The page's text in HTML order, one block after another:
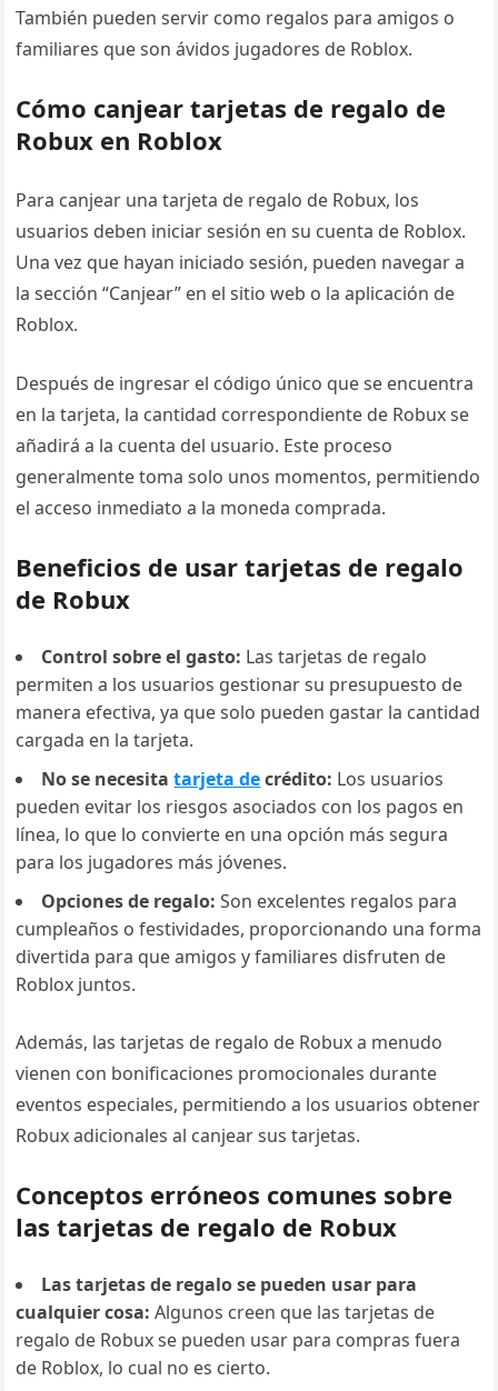
También pueden servir como regalos para amigos o
familiares que son ávidos jugadores de Roblox.
Cómo canjear tarjetas de regalo de
Robux en Roblox
Para canjear una tarjeta de regalo de Robux, los
usuarios deben iniciar sesión en su cuenta de Roblox.
Una vez que hayan iniciado sesión, pueden navegar a
la sección “Canjear” en el sitio web o la aplicación de
Roblox.
Después de ingresar el código único que se encuentra
en la tarjeta, la cantidad correspondiente de Robux se
añadirá a la cuenta del usuario. Este proceso
generalmente toma solo unos momentos, permitiendo
el acceso inmediato a la moneda comprada.
Beneficios de usar tarjetas de regalo
de Robux
Control sobre el gasto: Las tarjetas de regalo
permiten a los usuarios gestionar su presupuesto de
manera efectiva, ya que solo pueden gastar la cantidad
cargada en la tarjeta.
No se necesitatarjeta decrédito: Los usuarios
pueden evitar los riesgos asociados con los pagos en
línea, lo que lo convierte en una opción más segura
para los jugadores más jóvenes.
Opciones de regalo: Son excelentes regalos para
cumpleaños o festividades, proporcionando una forma
divertida para que amigos y familiares disfruten de
Roblox juntos.
Además, las tarjetas de regalo de Robux a menudo
vienen con bonificaciones promocionales durante
eventos especiales, permitiendo a los usuarios obtener
Robux adicionales al canjear sus tarjetas.
Conceptos erróneos comunes sobre
las tarjetas de regalo de Robux
Las tarjetas de regalo se pueden usar para
cualquier cosa: Algunos creen que las tarjetas de
regalo de Robux se pueden usar para compras fuera
de Roblox, lo cual no es cierto.